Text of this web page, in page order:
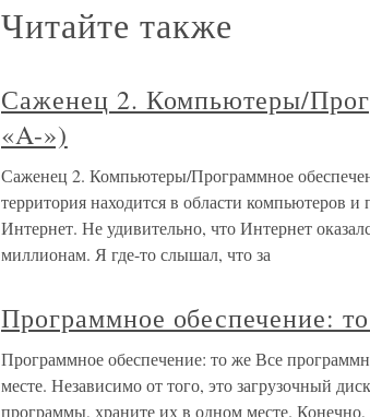
Читайте также
Саженец 2. Компьютеры/
«A-»)
Саженец 2. Компьютеры/Программное
территория находится в области компьютеров
Интернет. Не удивительно, что Интернет
миллионам. Я где-то слышал, что за
Программное обеспечение:
Программное обеспечение: то же Все
месте. Независимо от того, это загрузочный
программы, храните их в одном месте.